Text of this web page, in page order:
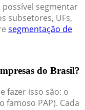
possível segmentar
subsetores, UFs,
segmentação de
do Brasil?
fazer isso são: o
PAP). Cada